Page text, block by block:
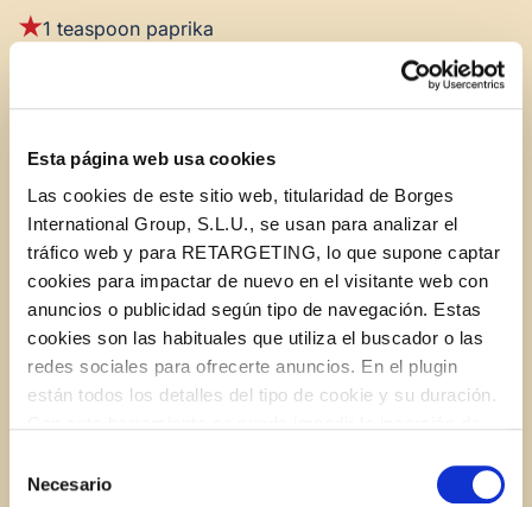
Esta página web usa cookies
Las cookies de este sitio web, titularidad de Borges
International Group, S.L.U., se usan para analizar el
tráfico web y para RETARGETING, lo que supone captar
cookies para impactar de nuevo en el visitante web con
anuncios o publicidad según tipo de navegación. Estas
cookies son las habituales que utiliza el buscador o las
redes sociales para ofrecerte anuncios. En el plugin
están todos los detalles del tipo de cookie y su duración.
la web aparece cómo evitar las cookies en el navegador.
Necesario
1 teaspoon paprika
50 g chickpea flour (optional, for a crunchier
texture)
Salt and pepper
A splash of STAR Sunflower blend cooking oil
Lemon wedges for serving